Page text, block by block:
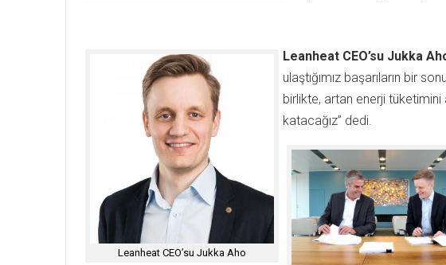
Leanheat CEO’su Jukka Aho
Leanheat CEO’su Jukka
ulaştığımız başarıların bir
birlikte, artan enerji
katacağız” dedi.